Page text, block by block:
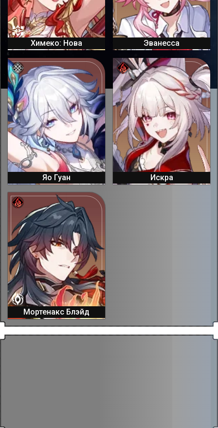
Химеко: Нова Эванесса
Яо Гуан Искра
Мортенакс Блэйд